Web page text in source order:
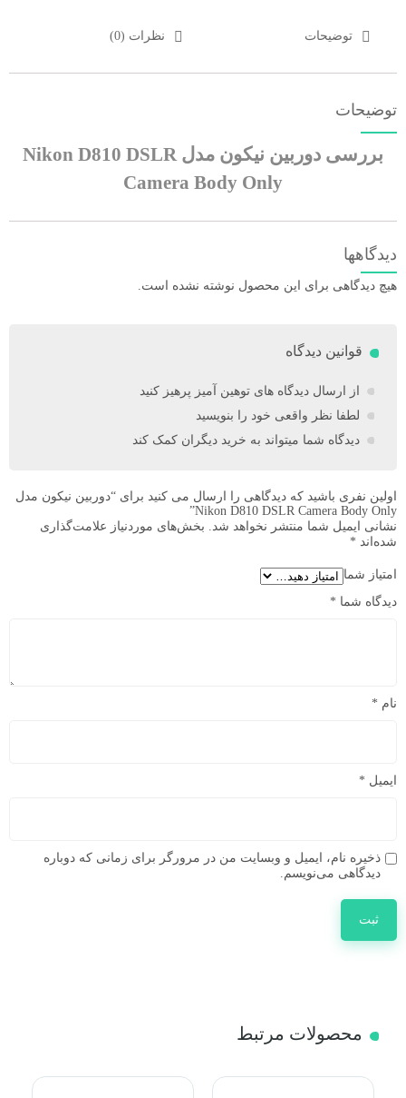
توضیحات نظرات (0)
توضیحات
بررسی دوربین نیکون مدل Nikon D810 DSLR
Camera Body Only
دیدگاهها
هیچ دیدگاهی برای این محصول نوشته نشده است.
قوانین دیدگاه
از ارسال دیدگاه های توهین آمیز پرهیز کنید
لطفا نظر واقعی خود را بنویسید
دیدگاه شما میتواند به خرید دیگران کمک کند
اولین نفری باشید که دیدگاهی را ارسال می کنید برای “دوربین نیکون مدل
Nikon D810 DSLR Camera Body Only”
نشانی ایمیل شما منتشر نخواهد شد.
بخش‌های موردنیاز علامت‌گذاری
شده‌اند *
امتیاز شما
دیدگاه شما *
نام *
ایمیل *
ذخیره نام، ایمیل و وبسایت من در مرورگر برای زمانی که دوباره
دیدگاهی می‌نویسم.
محصولات مرتبط